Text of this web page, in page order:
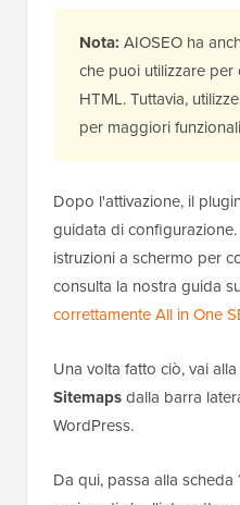
Nota: AIOSEO ha
che puoi utilizzare per
HTML. Tuttavia,
per maggiori
Dopo l'attivazione, il
guidata di
istruzioni a schermo per
consulta la nostra guida su
correttamente All in One
Una volta fatto ciò, vai
Sitemapsdalla barra
WordPress.
Da qui, passa alla scheda